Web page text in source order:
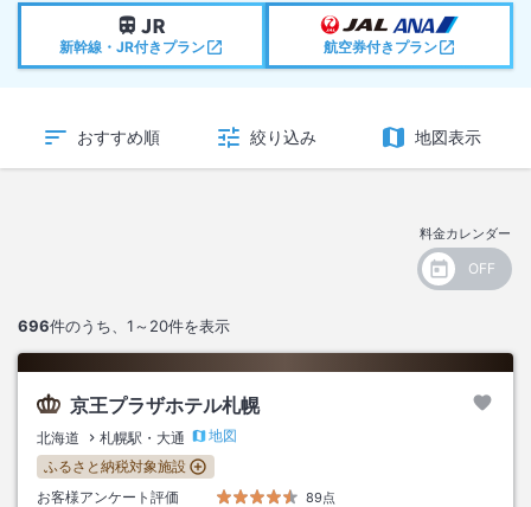
新幹線・JR付きプラン 航空券付きプラン
おすすめ順 絞り込み 地図表示
料金カレンダー
696件のうち、 1～20件を表示
京王プラザホテル札幌
北海道 札幌駅・大通
地図
ふるさと納税対象施設
お客様アンケート評価
89点